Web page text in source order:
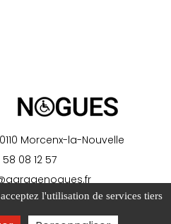
Morcenx-la-Nouvelle
08 12 57
l'utilisation de services tiers